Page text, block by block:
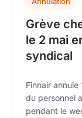
Grève
le 2 mai
syndical
Finnair
du personnel
pendant le